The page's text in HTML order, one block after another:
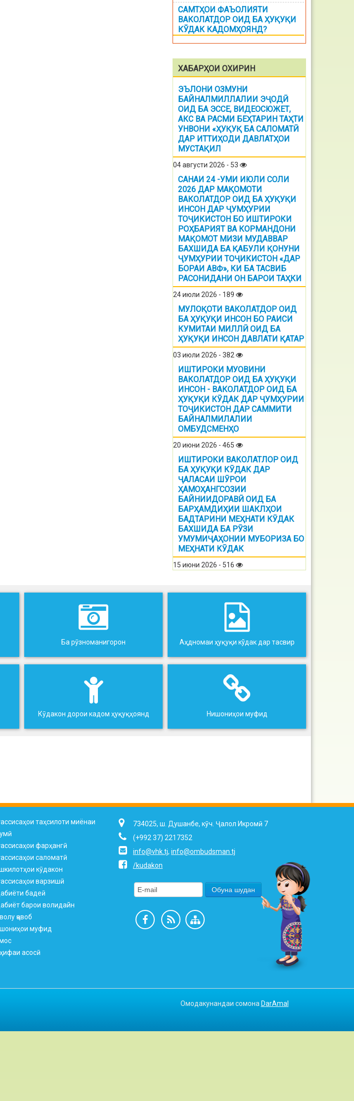
САМТҲОИ ФАЪОЛИЯТИ
ВАКОЛАТДОР ОИД БА ҲУҚУҚИ
КЎДАК КАДОМҲОЯНД?
ХАБАРҲОИ ОХИРИН
ЭЪЛОНИ ОЗМУНИ
БАЙНАЛМИЛЛАЛИИ ЭҶОДӢ
ОИД БА ЭССЕ, ВИДЕОСЮЖЕТ,
АКС ВА РАСМИ БЕҲТАРИН ТАҲТИ
УНВОНИ «ҲУҚУҚ БА САЛОМАТӢ
ДАР ИТТИҲОДИ ДАВЛАТҲОИ
МУСТАҚИЛ
04 августи 2026 - 53
САНАИ 24 -УМИ ИЮЛИ СОЛИ
2026 ДАР МАҚОМОТИ
ВАКОЛАТДОР ОИД БА ҲУҚУҚИ
ИНСОН ДАР ҶУМҲУРИИ
ТОҶИКИСТОН БО ИШТИРОКИ
РОҲБАРИЯТ ВА КОРМАНДОНИ
МАҚОМОТ МИЗИ МУДАВВАР
БАХШИДА БА ҚАБУЛИ ҚОНУНИ
ҶУМҲУРИИ ТОҶИКИСТОН «ДАР
БОРАИ АВФ», КИ БА ТАСВИБ
РАСОНИДАНИ ОН БАРОИ ТАҲКИ
24 июли 2026 - 189
МУЛОҚОТИ ВАКОЛАТДОР ОИД
БА ҲУҚУҚИ ИНСОН БО РАИСИ
КУМИТАИ МИЛЛӢ ОИД БА
ҲУҚУҚИ ИНСОН ДАВЛАТИ ҚАТАР
03 июли 2026 - 382
ИШТИРОКИ МУОВИНИ
ВАКОЛАТДОР ОИД БА ҲУҚУҚИ
ИНСОН - ВАКОЛАТДОР ОИД БА
ҲУҚУҚИ КӮДАК ДАР ҶУМҲУРИИ
ТОҶИКИСТОН ДАР САММИТИ
БАЙНАЛМИЛАЛИИ
ОМБУДСМЕНҲО
20 июни 2026 - 465
ИШТИРОКИ ВАКОЛАТЛОР ОИД
БА ҲУҚУҚИ КӮДАК ДАР
ҶАЛАСАИ ШӮРОИ
ҲАМОҲАНГСОЗИИ
БАЙНИИДОРАВӢ ОИД БА
БАРҲАМДИҲИИ ШАКЛҲОИ
БАДТАРИНИ МЕҲНАТИ КӮДАК
БАХШИДА БА РӮЗИ
УМУМИҶАҲОНИИ МУБОРИЗА БО
МЕҲНАТИ КӮДАК
15 июни 2026 - 516
Ба рӯзноманигорон
Кӯдакон дорои кадом ҳуқуқҳоянд
Аҳдномаи ҳуқуқи кўдак дар тасвир
Нишониҳои муфид
таҳсилоти миёнаи
фарҳангӣ
саломатӣ
кӯдакон
варзишӣ
бадеӣ
барои волидайн
ҷавоб
муфид
асосӣ
734025, ш. Душанбе, кӯч. Ҷалол Икромӣ 7
(+992 37) 2217352
info@vhk.tj, info@ombudsman.tj
/kudakon
Омодакунандаи сомона DarAmal